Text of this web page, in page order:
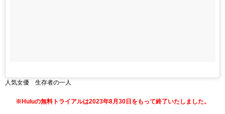
人気女優 生存者の一人
※Huluの無料トライアルは2023年8月30日をもって終了いたしました。